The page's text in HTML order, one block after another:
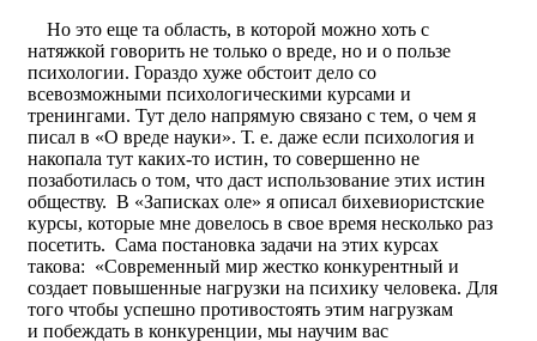
Но это еще та область, в которой можно хоть с
натяжкой говорить не только о вреде, но и о пользе
психологии. Гораздо хуже обстоит дело со
всевозможными психологическими курсами и
тренингами. Тут дело напрямую связано с тем, о чем я
писал в «О вреде науки». Т. е. даже если психология и
накопала тут каких-то истин, то совершенно не
позаботилась о том, что даст использование этих истин
обществу. В «Записках оле» я описал бихевиористские
курсы, которые мне довелось в свое время несколько раз
посетить. Сама постановка задачи на этих курсах
такова: «Современный мир жестко конкурентный и
создает повышенные нагрузки на психику человека. Для
того чтобы успешно противостоять этим нагрузкам
и побеждать в конкуренции, мы научим вас